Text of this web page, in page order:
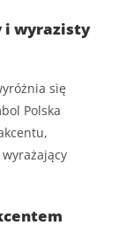
i wyrazisty
się
Polska